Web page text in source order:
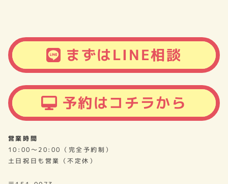
まずはLINE相談
予約はコチラから
営業時間
10:00～20:00（完全予約制）
土日祝日も営業（不定休）